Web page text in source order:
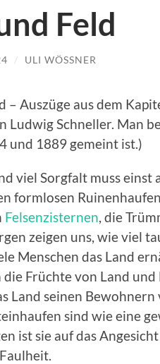
Feld
/ ULI WÖSSNER
– Auszüge aus dem
Ludwig Schneller. Man
und 1889 gemeint ist.)
viel Sorgfalt muss einst
formlosen
Felsenzisternen , die
zeigen uns, wie viel
Menschen das Land
Früchte von Land
Land seinen
sind wie eine
ist sie auf das